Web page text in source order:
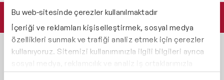
Bu web-sitesinde çerezler kullanılmaktadır
İçeriği ve reklamları kişiselleştirmek, sosyal medya
özellikleri sunmak ve trafiği analiz etmek için çerezler
kullanıyoruz. Sitemizi kullanımınızla ilgili bilgileri ayrıca
sosyal medya, reklamcılık ve analiz iş ortaklarımızla
paylaşabiliriz. İş ortaklarımız, bu bilgileri kendilerine
Teklif Alın
KONUŞMACILAR KONULAR